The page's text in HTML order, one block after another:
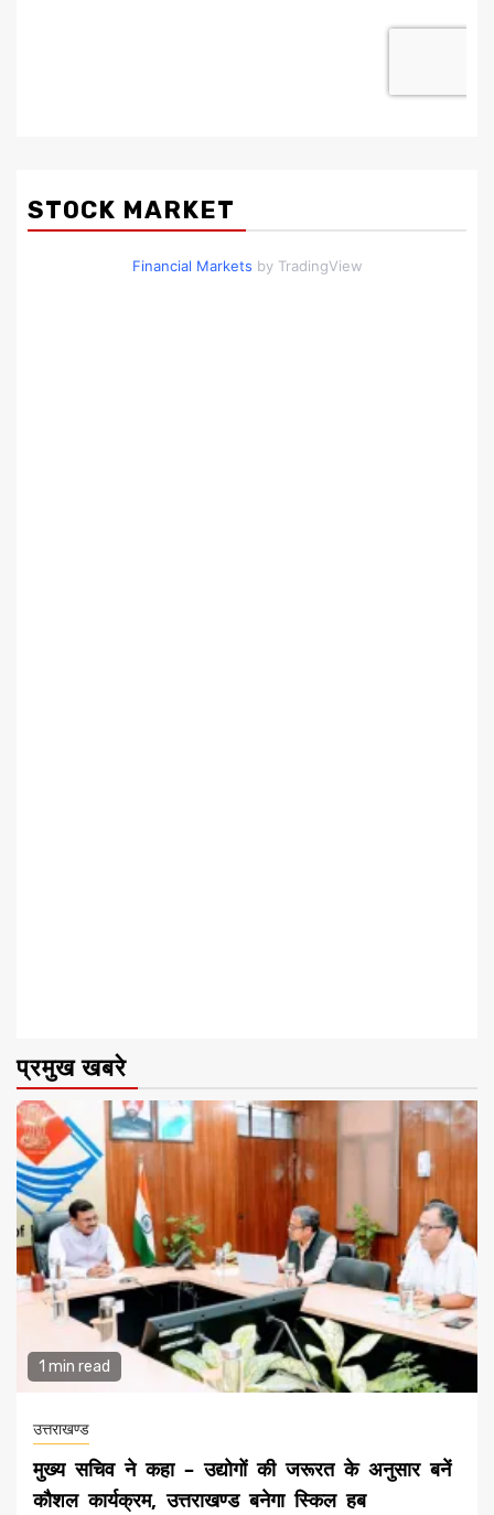
STOCK MARKET
Financial Markets by TradingView
प्रमुख खबरे
1 min read
उत्तराखण्ड
मुख्य सचिव ने कहा – उद्योगों की जरूरत के अनुसार बनें
कौशल कार्यक्रम, उत्तराखण्ड बनेगा स्किल हब